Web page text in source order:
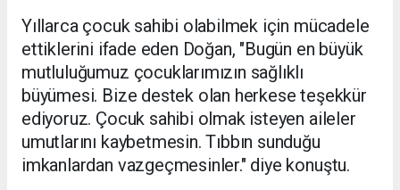
Yıllarca çocuk sahibi olabilmek için mücadele
ettiklerini ifade eden Doğan, "Bugün en büyük
mutluluğumuz çocuklarımızın sağlıklı
büyümesi. Bize destek olan herkese teşekkür
ediyoruz. Çocuk sahibi olmak isteyen aileler
umutlarını kaybetmesin. Tıbbın sunduğu
imkanlardan vazgeçmesinler." diye konuştu.